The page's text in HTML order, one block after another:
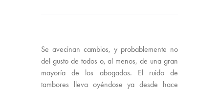
Se avecinan cambios, y probablemente no
del gusto de todos o, al menos, de una gran
mayoría de los abogados. El ruido de
tambores lleva oyéndose ya desde hace